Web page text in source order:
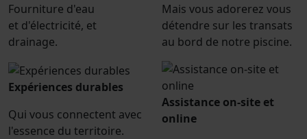
Fourniture d'eau
et d'électricité, et
drainage.
Mais vous adorerez vous
détendre sur les transats
au bord de notre piscine.
Expériences durables
Qui vous connectent avec
l'essence du territoire.
Assistance on-site et
online